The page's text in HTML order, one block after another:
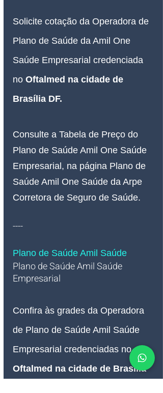
Solicite cotação da Operadora de
Plano de Saúde da Amil One
Saúde Empresarial credenciada
no Oftalmed na cidade de
Brasília DF.
Consulte a Tabela de Preço do
Plano de Saúde Amil One Saúde
Empresarial, na página Plano de
Saúde Amil One Saúde da Arpe
Corretora de Seguro de Saúde.
----
Plano de Saúde Amil Saúde
Plano de Saúde Amil Saúde
Empresarial
Confira às grades da Operadora
de Plano de Saúde Amil Saúde
Empresarial credenciadas no
Oftalmed na cidade de Brasília